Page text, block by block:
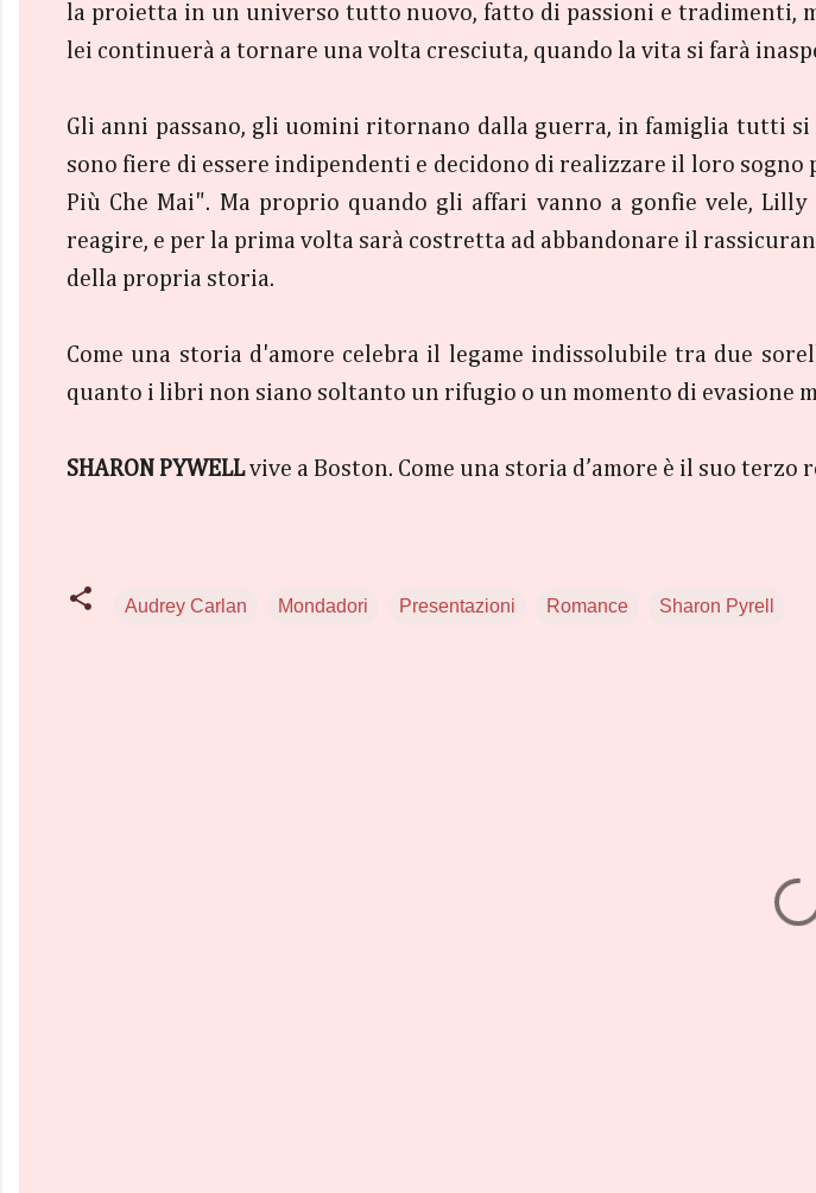
la proietta in un universo tutto nuovo, fatto di passioni e tradimenti,
lei continuerà a tornare una volta cresciuta, quando la vita si farà
Gli anni passano, gli uomini ritornano dalla guerra, in famiglia tutti
sono fiere di essere indipendenti e decidono di realizzare il loro
Più Che Mai". Ma proprio quando gli affari vanno a gonfie vele,
reagire, e per la prima volta sarà costretta ad abbandonare il
della propria storia.
Come una storia d'amore celebra il legame indissolubile tra due
quanto i libri non siano soltanto un rifugio o un momento di evasione
SHARON PYWELLvive a Boston. Come una storia d’amore è il suo terzo
Audrey Carlan Mondadori Presentazioni Romance Sharon Pyrell